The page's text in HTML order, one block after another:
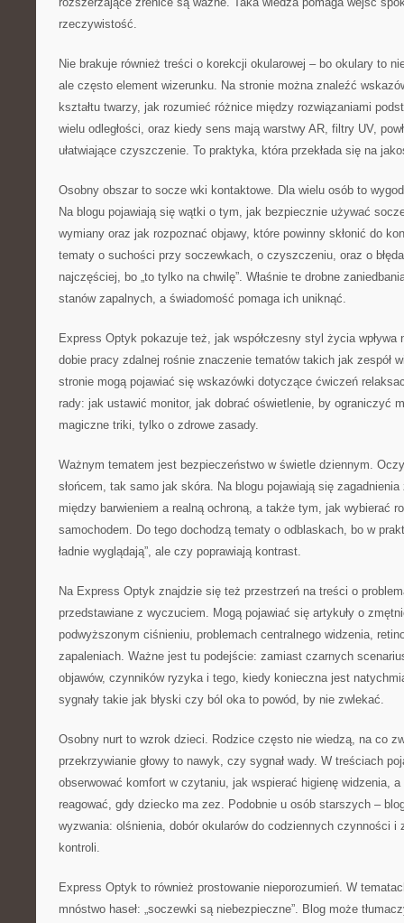
rzeczywistość.
Nie brakuje również treści o korekcji okularowej – bo okulary to
ale często element wizerunku. Na stronie można znaleźć
kształtu twarzy, jak rozumieć różnice między rozwiązaniami
wielu odległości, oraz kiedy sens mają warstwy AR, filtry UV,
ułatwiające czyszczenie. To praktyka, która przekłada się na
Osobny obszar to socze wki kontaktowe. Dla wielu osób to
Na blogu pojawiają się wątki o tym, jak bezpiecznie używać
wymiany oraz jak rozpoznać objawy, które powinny skłonić do
tematy o suchości przy soczewkach, o czyszczeniu, oraz o
najczęściej, bo „to tylko na chwilę”. Właśnie te drobne
stanów zapalnych, a świadomość pomaga ich uniknąć.
Express Optyk pokazuje też, jak współczesny styl życia wpływa
dobie pracy zdalnej rośnie znaczenie tematów takich jak zespół
stronie mogą pojawiać się wskazówki dotyczące ćwiczeń
rady: jak ustawić monitor, jak dobrać oświetlenie, by ograniczyć
magiczne triki, tylko o zdrowe zasady.
Ważnym tematem jest bezpieczeństwo w świetle dziennym.
słońcem, tak samo jak skóra. Na blogu pojawiają się
między barwieniem a realną ochroną, a także tym, jak wybierać
samochodem. Do tego dochodzą tematy o odblaskach, bo w
ładnie wyglądają”, ale czy poprawiają kontrast.
Na Express Optyk znajdzie się też przestrzeń na treści o
przedstawiane z wyczuciem. Mogą pojawiać się artykuły o
podwyższonym ciśnieniu, problemach centralnego widzenia,
zapaleniach. Ważne jest tu podejście: zamiast czarnych
objawów, czynników ryzyka i tego, kiedy konieczna jest
sygnały takie jak błyski czy ból oka to powód, by nie zwlekać.
Osobny nurt to wzrok dzieci. Rodzice często nie wiedzą, na co
przekrzywianie głowy to nawyk, czy sygnał wady. W treściach
obserwować komfort w czytaniu, jak wspierać higienę widzenia,
reagować, gdy dziecko ma zez. Podobnie u osób starszych –
wyzwania: olśnienia, dobór okularów do codziennych czynności i
kontroli.
Express Optyk to również prostowanie nieporozumień. W
mnóstwo haseł: „soczewki są niebezpieczne”. Blog może